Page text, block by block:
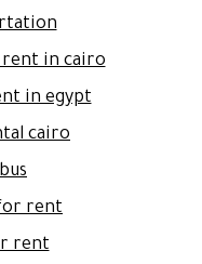
in cairo
in egypt
cairo
rent
rent